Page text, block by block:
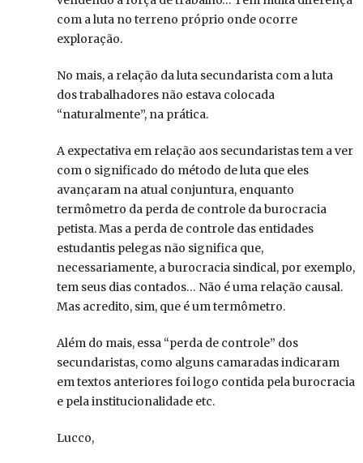
com a luta no terreno próprio onde ocorre
exploração.
No mais, a relação da luta secundarista com a luta
dos trabalhadores não estava colocada
“naturalmente”, na prática.
A expectativa em relação aos secundaristas tem a ver
com o significado do método de luta que eles
avançaram na atual conjuntura, enquanto
termômetro da perda de controle da burocracia
petista. Mas a perda de controle das entidades
estudantis pelegas não significa que,
necessariamente, a burocracia sindical, por exemplo,
tem seus dias contados… Não é uma relação causal.
Mas acredito, sim, que é um termômetro.
Além do mais, essa “perda de controle” dos
secundaristas, como alguns camaradas indicaram
em textos anteriores foi logo contida pela burocracia
e pela institucionalidade etc.
Lucco,